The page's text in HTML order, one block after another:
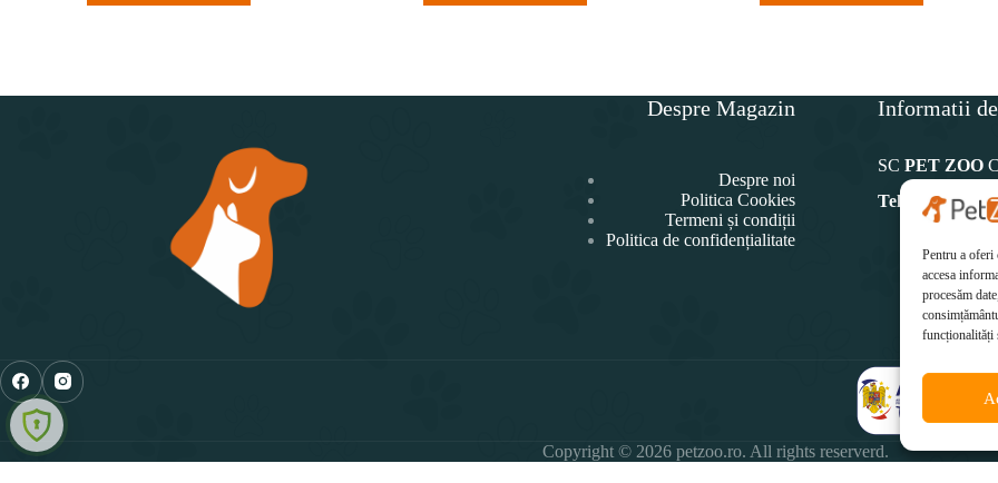
Pentru a oferi
accesa
procesăm
funcționalități
Despre Magazin
Despre noi
Politica Cookies
Termeni și condiții
Politica de confidențialitate
Informatii
SC PET ZOO
Telefon:
0771
Copyright © 2026 petzoo.ro. All rights reserverd.